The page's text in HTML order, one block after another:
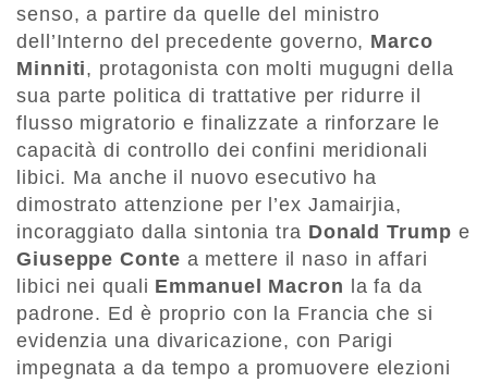
senso, a partire da quelle del ministro
dell’Interno del precedente governo, Marco
Minniti, protagonista con molti mugugni della
sua parte politica di trattative per ridurre il
flusso migratorio e finalizzate a rinforzare le
capacità di controllo dei confini meridionali
libici. Ma anche il nuovo esecutivo ha
dimostrato attenzione per l’ex Jamairjia,
incoraggiato dalla sintonia tra Donald Trump e
Giuseppe Conte a mettere il naso in affari
libici nei quali Emmanuel Macron la fa da
padrone. Ed è proprio con la Francia che si
evidenzia una divaricazione, con Parigi
impegnata a da tempo a promuovere elezioni